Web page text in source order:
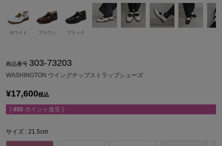
ホワイト ブラウン ブラック
商品番号 303-73203
WASHINGTON ウイングチップストラップシューズ
¥17,600税込
[ 480 ポイント進呈 ]
サイズ 21.5cm